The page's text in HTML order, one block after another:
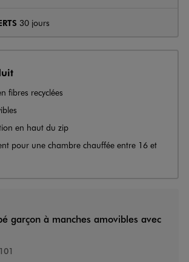
30 jours
fibres recyclées
en haut du zip
pour une chambre chauffée entre 16 et
garçon à manches amovibles avec